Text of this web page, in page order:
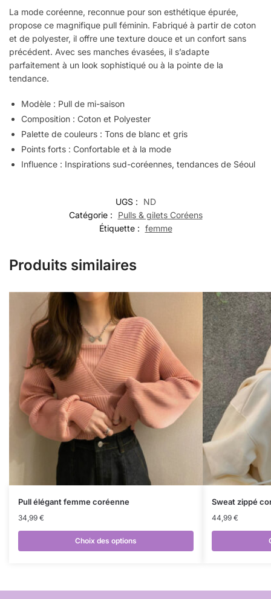
La mode coréenne, reconnue pour son esthétique épurée,
propose ce magnifique pull féminin. Fabriqué à partir de coton
et de polyester, il offre une texture douce et un confort sans
précédent. Avec ses manches évasées, il s’adapte
parfaitement à un look sophistiqué ou à la pointe de la
tendance.
Modèle : Pull de mi-saison
Composition : Coton et Polyester
Palette de couleurs : Tons de blanc et gris
Points forts : Confortable et à la mode
Influence : Inspirations sud-coréennes, tendances de Séoul
UGS :
ND
Catégorie :
Pulls & gilets Coréens
Étiquette : femme
Produits similaires
Pull élégant femme coréenne
34,99 €
Choix des options
Sweat zippé
44,99 €